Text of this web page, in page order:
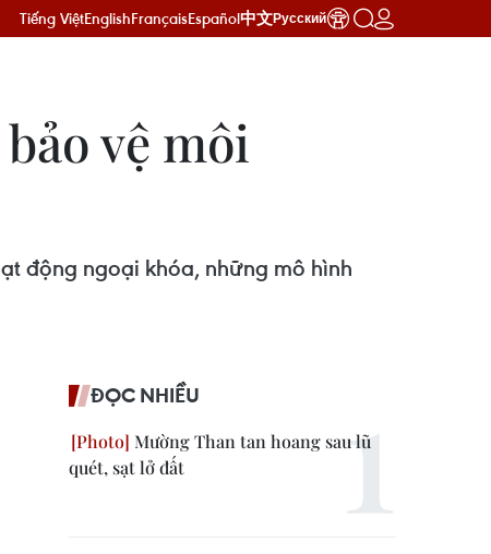
Tiếng ViệtEnglishFrançaisEspañol中文Русский
vệ môi
động ngoại khóa, những mô hình
ĐỌC NHIỀU
Mường Than tan hoang sau lũ
quét, sạt lở đất